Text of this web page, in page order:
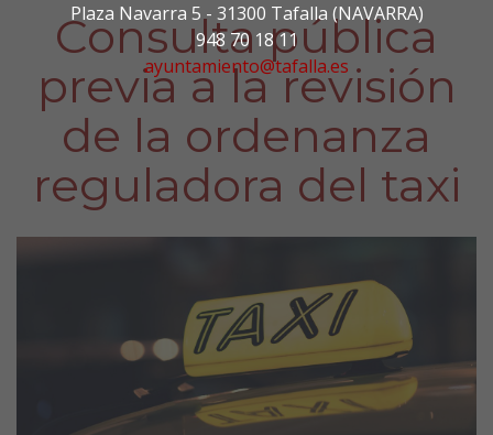
Plaza Navarra 5 - 31300 Tafalla (NAVARRA)
948 70 18 11
ayuntamiento@tafalla.es
Consulta pública
previa a la revisión
de la ordenanza
reguladora del taxi